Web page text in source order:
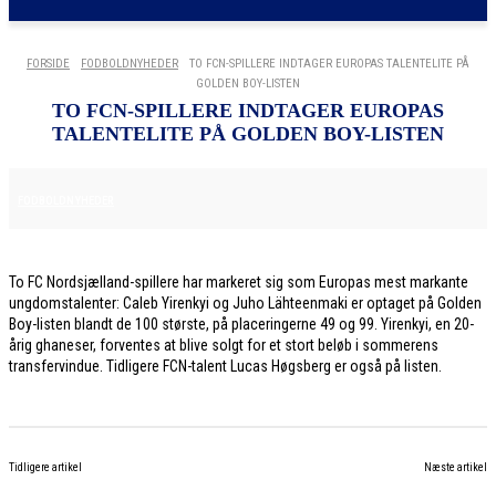
FORSIDE FODBOLDNYHEDER
TO FCN-SPILLERE INDTAGER EUROPAS TALENTELITE PÅ
GOLDEN BOY-LISTEN
TO FCN-SPILLERE INDTAGER EUROPAS
TALENTELITE PÅ GOLDEN BOY-LISTEN
To FC Nordsjælland-spillere har markeret sig som Europas mest markante
ungdomstalenter: Caleb Yirenkyi og Juho Lähteenmaki er optaget på Golden
Boy-listen blandt de 100 største, på placeringerne 49 og 99. Yirenkyi, en 20-
årig ghaneser, forventes at blive solgt for et stort beløb i sommerens
transfervindue. Tidligere FCN-talent Lucas Høgsberg er også på listen.
Tidligere artikel Næste artikel